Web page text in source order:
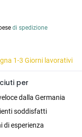
di spedizione
1-3 Giorni lavorativi
per
dalla Germania
soddisfatti
di esperienza